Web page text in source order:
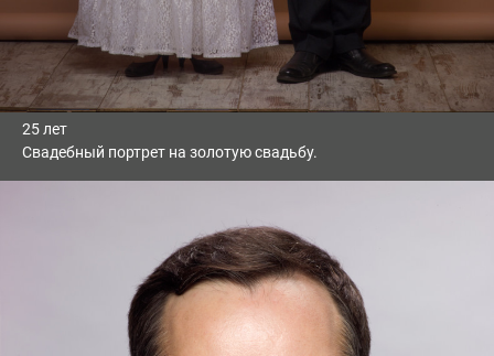
25 лет
Свадебный портрет на золотую свадьбу.